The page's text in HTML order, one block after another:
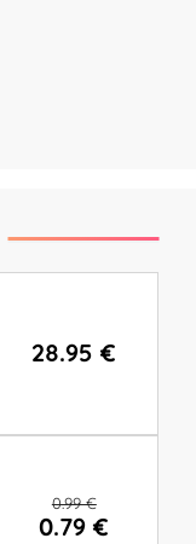
28.95 €
0.99 €
0.79 €